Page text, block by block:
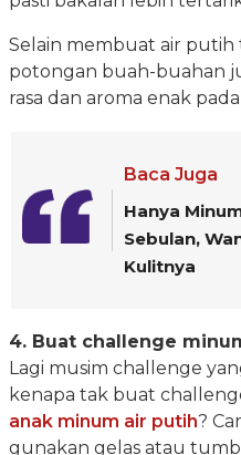
Selain membuat air
potongan buah-buahan
rasa dan aroma enak
Baca Juga
Hanya
Sebulan,
Kulitnya
4. Buat challenge
Lagi musim challenge
kenapa tak buat
anak minum air putih?
gunakan gelas atau